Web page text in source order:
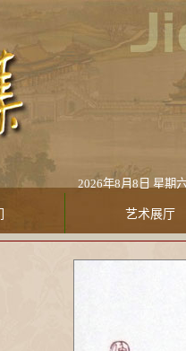
2026年8月8日 星期六 凌
艺术展厅